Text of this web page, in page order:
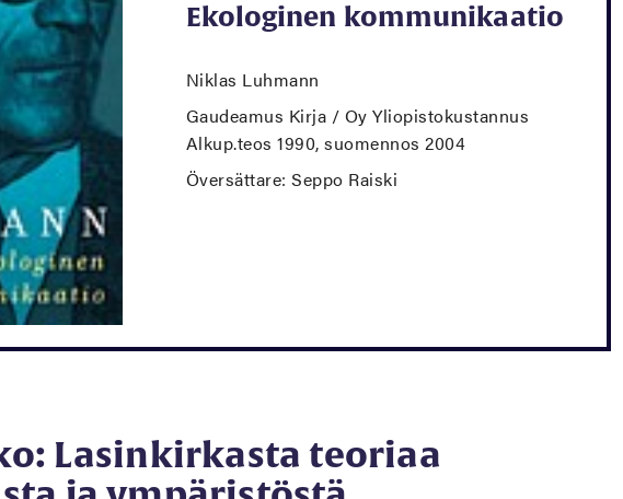
Ekologinen kommunikaatio
Niklas Luhmann
Gaudeamus Kirja / Oy Yliopistokustannus
Alkup.teos 1990, suomennos 2004
Översättare: Seppo Raiski
Lasinkirkasta teoriaa